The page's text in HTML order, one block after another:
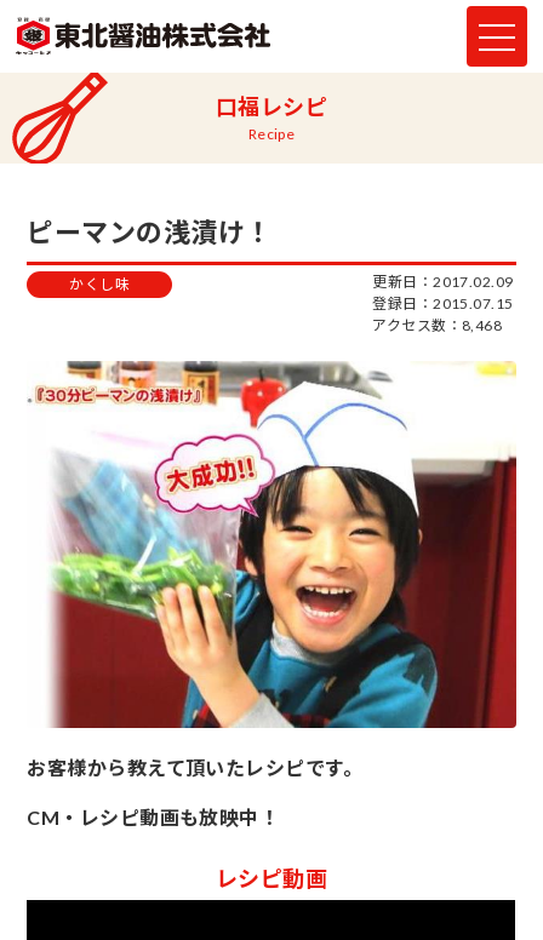
口福レシピ
Recipe
ピーマンの浅漬け！
かくし味
更新日：2017.02.09
登録日：2015.07.15
アクセス数：8,468
お客様から教えて頂いたレシピです。
CM・レシピ動画も放映中！
レシピ動画